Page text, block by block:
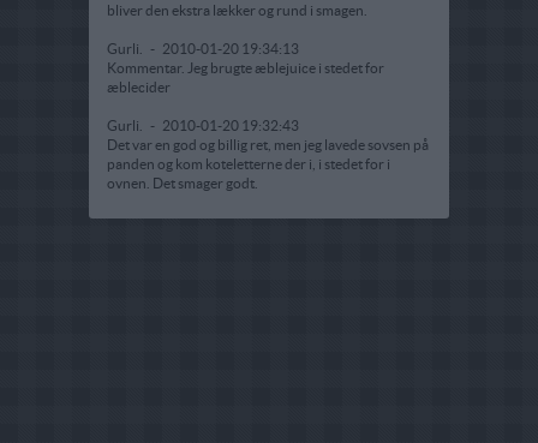
bliver den ekstra lækker og rund i smagen.
Gurli. - 2010-01-20 19:34:13
Kommentar. Jeg brugte æblejuice i stedet for
æblecider
Gurli. - 2010-01-20 19:32:43
Det var en god og billig ret, men jeg lavede sovsen på
panden og kom koteletterne der i, i stedet for i
ovnen. Det smager godt.